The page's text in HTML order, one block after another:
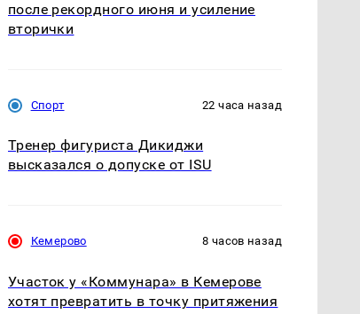
В ОАЭ произошло
жестокое убийство
криптомиллионера
Все новости по
падению вертолета на
Кавказе: читать здесь
после рекордного июня и усиление
вторички
Спорт 22 часа назад
Тренер фигуриста Дикиджи
высказался о допуске от ISU
Кемерово 8 часов назад
Участок у «Коммунара» в Кемерове
хотят превратить в точку притяжения